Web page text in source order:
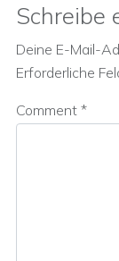
Schreibe
Deine E-Mail-
Erforderliche
Comment *